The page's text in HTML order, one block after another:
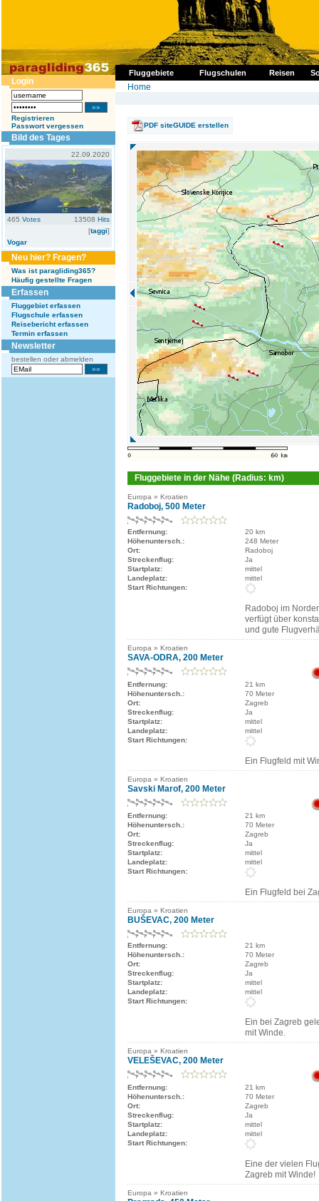
Fluggebiete Flugschulen Reisen
Login
Registrieren
Passwort vergessen
Bild des Tages
22.09.2020
465 Votes 13508 Hits
[taggi]
Vogar
Neu hier? Fragen?
Was ist paragliding365?
Häufig gestellte Fragen
Erfassen
Fluggebiet erfassen
Flugschule erfassen
Reisebericht erfassen
Termin erfassen
Newsletter
bestellen oder abmelden
Home
PDF siteGUIDE erstellen
Fluggebiete in der Nähe (Radius: km)
Europa » Kroatien
Radoboj, 500 Meter
Entfernung:
20 km
Höhenuntersch.:
248 Meter
Ort:
Radoboj
Streckenflug:
Ja
Startplatz:
mittel
Landeplatz:
mittel
Start Richtungen:
Radoboj im
verfügt über
und gute
Europa » Kroatien
SAVA-ODRA, 200 Meter
Entfernung:
21 km
Höhenuntersch.:
70 Meter
Ort:
Zagreb
Streckenflug:
Ja
Startplatz:
mittel
Landeplatz:
mittel
Start Richtungen:
Ein Flugfeld mit
Europa » Kroatien
Savski Marof, 200 Meter
Entfernung:
21 km
Höhenuntersch.:
70 Meter
Ort:
Zagreb
Streckenflug:
Ja
Startplatz:
mittel
Landeplatz:
mittel
Start Richtungen:
Ein Flugfeld bei
Europa » Kroatien
BUŠEVAC, 200 Meter
Entfernung:
21 km
Höhenuntersch.:
70 Meter
Ort:
Zagreb
Streckenflug:
Ja
Startplatz:
mittel
Landeplatz:
mittel
Start Richtungen:
Ein bei Zagreb
mit Winde.
Europa » Kroatien
VELEŠEVAC, 200 Meter
Entfernung:
21 km
Höhenuntersch.:
70 Meter
Ort:
Zagreb
Streckenflug:
Ja
Startplatz:
mittel
Landeplatz:
mittel
Start Richtungen:
Eine der vielen
Zagreb mit Winde!
Europa » Kroatien